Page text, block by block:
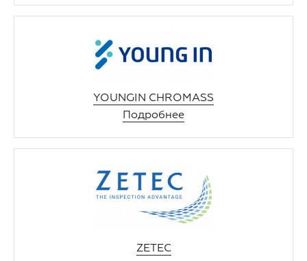
YOUNGIN CHROMASS
Подробнее
ZETEC